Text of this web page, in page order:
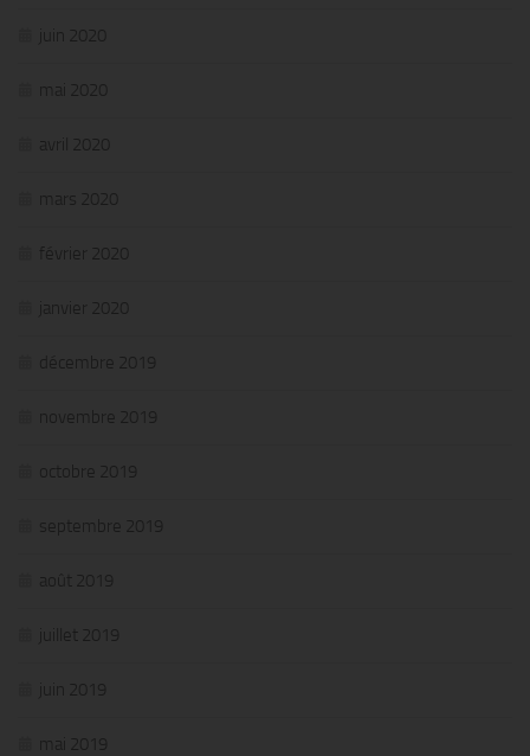
juin 2020
mai 2020
avril 2020
mars 2020
février 2020
janvier 2020
décembre 2019
novembre 2019
octobre 2019
septembre 2019
août 2019
juillet 2019
juin 2019
mai 2019